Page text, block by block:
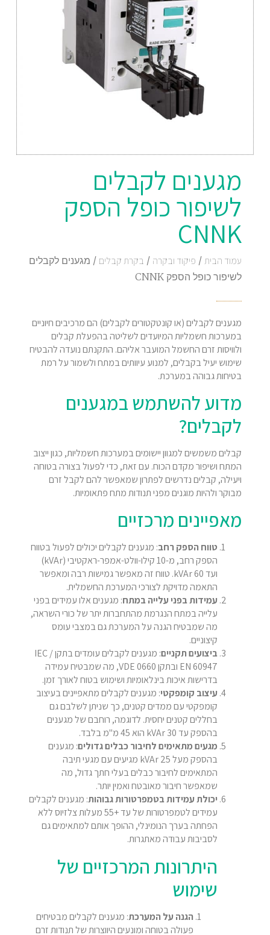
מגענים לקבלים
לשיפור כופל הספק
CNNK
עמוד הבית / פיקוד ובקרה / בקרת קבלים / מגענים לקבלים
לשיפור כופל הספק CNNK
מגענים לקבלים (או קונטקטורים לקבלים) הם מרכיבים חיוניים
במערכות חשמליות המיועדים לשליטה בהפעלת קבלים
ולוויסות זרם החשמל המועבר אליהם. התקנתם נועדה להבטיח
שימוש יעיל בקבלים, למנוע עיוותים במתח ולשמור על רמת
בטיחות גבוהה במערכת.
מדוע להשתמש במגענים
לקבלים?
קבלים משמשים למגוון יישומים במערכות חשמליות, כגון ייצוב
המתח ושיפור מקדם הכוח. עם זאת, כדי לפעול בצורה בטוחה
ויעילה, קבלים נדרשים לפתרון שמאפשר להם לקבל זרם
מבוקר ולהיות מוגנים מפני תנודות מתח פתאומיות.
מאפיינים מרכזיים
טווח הספק רחב: מגענים לקבלים יכולים לפעול בטווח
הספק רחב, מ-10 קילו-וולט-אמפר-ראקטיבי (kVAr)
ועד 60 kVAr. טווח זה מאפשר גמישות רבה ומאפשר
התאמה מדויקת לצורכי המערכת החשמלית.
עמידות בפני עלייה במתח: מגענים אלו עמידים בפני
עלייה במתח הנגרמת מהתחברות יתר של כורי השראה,
מה שמבטיח הגנה על המערכת גם במצבי עומס
קיצוניים.
ביצועים תקניים
: מגענים לקבלים עומדים בתקן IEC /
EN 60947 ובתקן VDE 0660, מה שמבטיח עמידה
בדרישות איכות בינלאומיות ושימוש בטוח לאורך זמן.
עיצוב קומפקטי: מגענים לקבלים מתאפיינים בעיצוב
קומפקטי עם ממדים קטנים, כך שניתן לשלבם גם
בחללים קטנים יחסית. לדוגמה, רוחבם של מגענים
בהספק עד 30 kVAr הוא 45 מ"מ בלבד.
מגעים מתאימים לחיבור כבלים גדולים: מגענים
בהספק מעל 25 kVAr מגיעים עם מגעי תיבה
המתאימים לחיבור כבלים בעלי חתך גדול, מה
שמאפשר חיבור מאובטח ואמין יותר.
יכולת עמידות בטמפרטורות גבוהות: מגענים לקבלים
עמידים לטמפרטורות של עד +55 מעלות צלזיוס ללא
הפחתה בערך הנומינלי, ההופך אותם למתאימים גם
לסביבות עבודה מאתגרות.
היתרונות המרכזיים של
שימוש
הגנה על המערכת: מגענים לקבלים מבטיחים
פעולה בטוחה ומונעים היווצרות של תנודות זרם